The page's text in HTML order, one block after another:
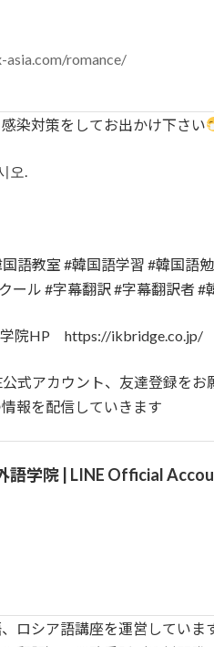
romance/
染対策をしてお出かけ下さい
오.
語教室 #韓国語学習 #韓国語
ール #字幕翻訳 #字幕翻訳者 #
院HP https://ikbridge.co.jp/
式アカウント、友達登録をお
報を配信していきます
語学院 | LINE Official
ロシア語講座を運営していま